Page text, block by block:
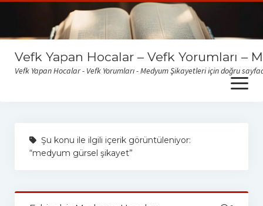
Vefk Yapan Hocalar – Vefk Yorumları –
Vefk Yapan Hocalar - Vefk Yorumları - Medyum Şikayetleri için doğru
open
menu
buraya tıklayabilirsiniz
Şu konu ile ilgili içerik görüntüleniyor:
“medyum gürsel şikayet”